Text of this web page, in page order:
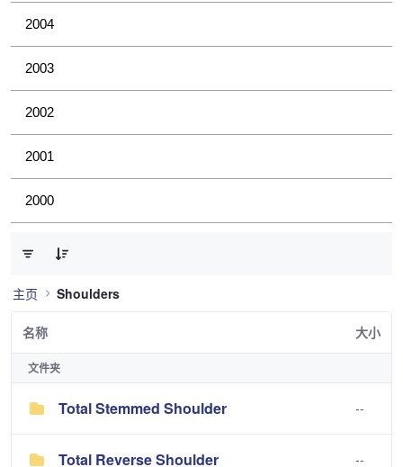
2004
2003
2002
2001
2000
主页 Shoulders
名称 大小
文件夹
Total Stemmed Shoulder --
Total Reverse Shoulder --